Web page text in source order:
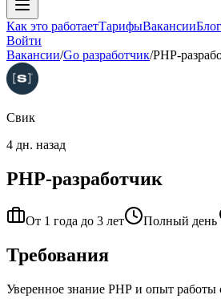
Как это работаетТарифыВакансииБлог
Войти
Вакансии/Go разработчик/PHP-
Свик
4 дн. назад
PHP-разработчик
От 1 года до 3 лет Полный день
Требования
Уверенное знание РНР и опыт